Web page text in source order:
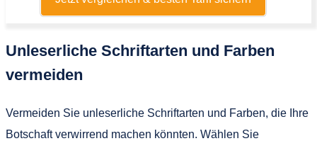
Unleserliche Schriftarten und Farben
vermeiden
Vermeiden Sie unleserliche Schriftarten und Farben, die Ihre
Botschaft verwirrend machen könnten. Wählen Sie